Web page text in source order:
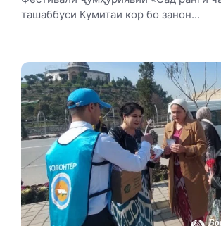
ташаббуси Кумитаи кор бо занон...